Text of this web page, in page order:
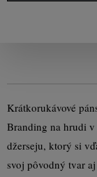
Krátkorukávové
Branding na hrudi
džerseju, ktorý si
svoj pôvodný tvar